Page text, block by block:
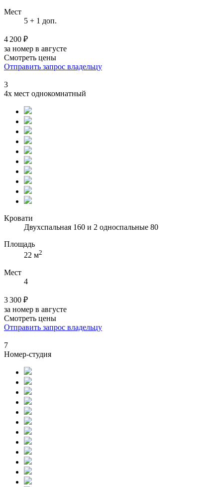
Мест
5 + 1 доп.
4 200 ₽
за номер в августе
Смотреть цены
Отправить запрос владельцу
3
4х мест однокомнатный
Кровати
Двухспальная 160 и 2 односпальные 80
Площадь
22 м2
Мест
4
3 300 ₽
за номер в августе
Смотреть цены
Отправить запрос владельцу
7
Номер-студия